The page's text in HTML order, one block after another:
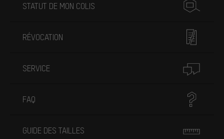
STATUT DE MON COLIS
RÉVOCATION
SERVICE
FAQ
GUIDE DES TAILLES